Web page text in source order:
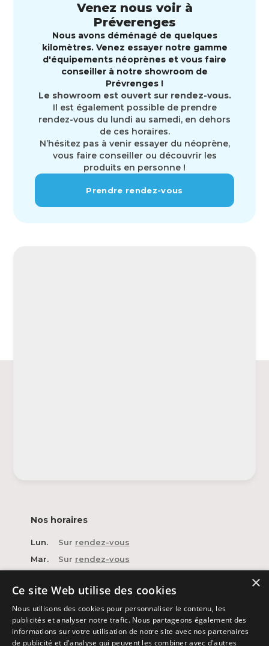
Venez nous voir à
Préverenges
Nous avons déménagé de quelques
kilomètres. Venez essayer notre gamme
d'équipements néoprènes et vous faire
conseiller à notre showroom de
Prévrenges !
Le showroom est ouvert sur rendez-vous.
Il est également possible de prendre
rendez-vous du lundi au samedi, en dehors
de ces horaires.
N’hésitez pas à venir essayer du néoprène,
vous faire conseiller ou découvrir les
produits en personne !
Prendre rendez-vous
Nos horaires
Lun. Sur rendez-vous
Mar.
Sur rendez-vous
Jeu.
Sur rendez-vous
Ven.
Surrendez-vous
Sam.
Sur
rendez-vous
Dim.
Fermé
×
Ce site Web utilise des cookies
Nous utilisons des cookies pour personnaliser le contenu, les
publicités et analyser notre trafic. Nous partageons également des
informations sur votre utilisation de notre site avec nos partenaires
de publicité et d'analyse qui peuvent les combiner avec d'autres